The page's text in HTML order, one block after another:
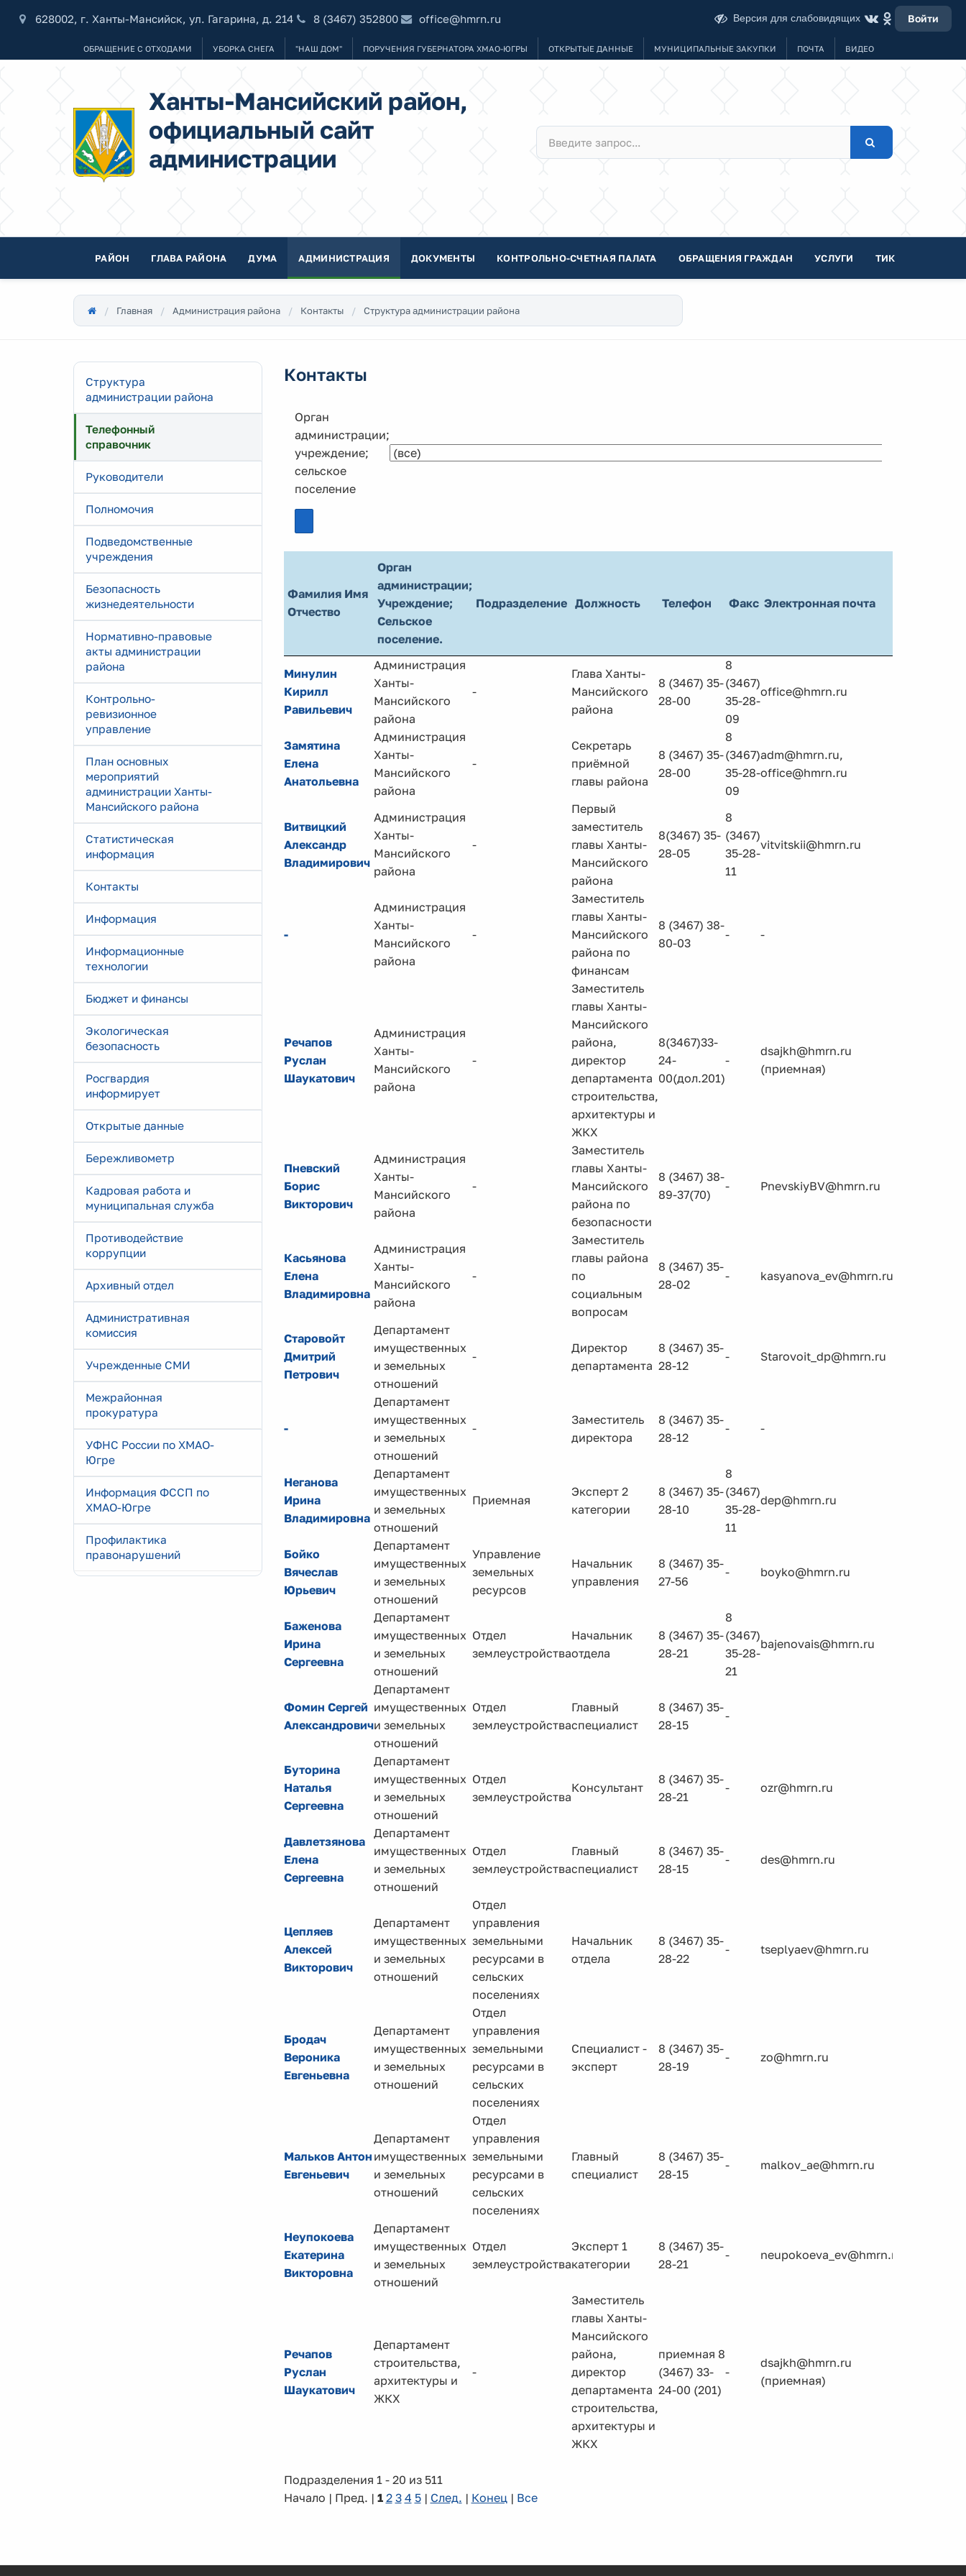
628002, г. Ханты-Мансийск, ул. Гагарина, д. 214 8 (3467) 352800 office@hmrn.ru Версия для слабовидящих Войти
ОБРАЩЕНИЕ С ОТХОДАМИ УБОРКА СНЕГА "НАШ ДОМ" ПОРУЧЕНИЯ ГУБЕРНАТОРА ХМАО-ЮГРЫ ОТКРЫТЫЕ ДАННЫЕ МУНИЦИПАЛЬНЫЕ ЗАКУПКИ ПОЧТА ВИДЕО
Ханты-Мансийский район,
официальный сайт
администрации
РАЙОН ГЛАВА РАЙОНА ДУМА АДМИНИСТРАЦИЯ ДОКУМЕНТЫ КОНТРОЛЬНО-СЧЕТНАЯ ПАЛАТА ОБРАЩЕНИЯ ГРАЖДАН УСЛУГИ ТИК
Главная Администрация района Контакты Структура администрации района
Структура
администрации района
Телефонный
справочник
Руководители
Полномочия
Подведомственные
учреждения
Безопасность
жизнедеятельности
Нормативно-правовые
акты администрации
района
Контрольно-
ревизионное
управление
План основных
мероприятий
администрации Ханты-
Мансийского района
Статистическая
информация
Контакты
Информация
Информационные
технологии
Бюджет и финансы
Экологическая
безопасность
Росгвардия
информирует
Открытые данные
Бережливометр
Кадровая работа и
муниципальная служба
Противодействие
коррупции
Архивный отдел
Административная
комиссия
Учрежденные СМИ
Межрайонная
прокуратура
УФНС России по ХМАО-
Югре
Информация ФССП по
ХМАО-Югре
Профилактика
правонарушений
Контакты
Орган
администрации;
учреждение;
сельское
поселение
Фамилия Имя
Отчество
Орган
администрации;
Учреждение;
Сельское
поселение.
Подразделение Должность Телефон Факс Электронная почта
Минулин
Кирилл
Равильевич
Администрация
Ханты-
Мансийского
района
-
Глава Ханты-
Мансийского
района
8 (3467) 35-
28-00
8
(3467)
35-28-
09
office@hmrn.ru
Замятина
Елена
Анатольевна
Администрация
Ханты-
Мансийского
района
-
Секретарь
приёмной
главы района
8 (3467) 35-
28-00
8
(3467)
35-28-
09
adm@hmrn.ru,
office@hmrn.ru
Витвицкий
Александр
Владимирович
Администрация
Ханты-
Мансийского
района
-
Первый
заместитель
главы Ханты-
Мансийского
района
8(3467) 35-
28-05
8
(3467)
35-28-
11
vitvitskii@hmrn.ru
-
Администрация
Ханты-
Мансийского
района
-
Заместитель
главы Ханты-
Мансийского
района по
финансам
8 (3467) 38-
80-03
- -
Речапов
Руслан
Шаукатович
Администрация
Ханты-
Мансийского
района
-
Заместитель
главы Ханты-
Мансийского
района,
директор
департамента
строительства,
архитектуры и
ЖКХ
8(3467)33-
24-
00(дол.201)
-
dsajkh@hmrn.ru
(приемная)
Пневский
Борис
Викторович
Администрация
Ханты-
Мансийского
района
-
Заместитель
главы Ханты-
Мансийского
района по
безопасности
8 (3467) 38-
89-37(70)
- PnevskiyBV@hmrn.ru
Касьянова
Елена
Владимировна
Администрация
Ханты-
Мансийского
района
-
Заместитель
главы района
по
социальным
вопросам
8 (3467) 35-
28-02
- kasyanova_ev@hmrn.ru
Старовойт
Дмитрий
Петрович
Департамент
имущественных
и земельных
отношений
-
Директор
департамента
8 (3467) 35-
28-12
- Starovoit_dp@hmrn.ru
-
Департамент
имущественных
и земельных
отношений
-
Заместитель
директора
8 (3467) 35-
28-12
- -
Неганова
Ирина
Владимировна
Департамент
имущественных
и земельных
отношений
Приемная
Эксперт 2
категории
8 (3467) 35-
28-10
8
(3467)
35-28-
11
dep@hmrn.ru
Бойко
Вячеслав
Юрьевич
Департамент
имущественных
и земельных
отношений
Управление
земельных
ресурсов
Начальник
управления
8 (3467) 35-
27-56
- boyko@hmrn.ru
Баженова
Ирина
Сергеевна
Департамент
имущественных
и земельных
отношений
Отдел
землеустройства
Начальник
отдела
8 (3467) 35-
28-21
8
(3467)
35-28-
21
bajenovais@hmrn.ru
Фомин Сергей
Александрович
Департамент
имущественных
и земельных
отношений
Отдел
землеустройства
Главный
специалист
8 (3467) 35-
28-15
-
Буторина
Наталья
Сергеевна
Департамент
имущественных
и земельных
отношений
Отдел
землеустройства
Консультант
8 (3467) 35-
28-21
- ozr@hmrn.ru
Давлетзянова
Елена
Сергеевна
Департамент
имущественных
и земельных
отношений
Отдел
землеустройства
Главный
специалист
8 (3467) 35-
28-15
- des@hmrn.ru
Цепляев
Алексей
Викторович
Департамент
имущественных
и земельных
отношений
Отдел
управления
земельными
ресурсами в
сельских
поселениях
Начальник
отдела
8 (3467) 35-
28-22
- tseplyaev@hmrn.ru
Бродач
Вероника
Евгеньевна
Департамент
имущественных
и земельных
отношений
Отдел
управления
земельными
ресурсами в
сельских
поселениях
Специалист -
эксперт
8 (3467) 35-
28-19
- zo@hmrn.ru
Мальков Антон
Евгеньевич
Департамент
имущественных
и земельных
отношений
Отдел
управления
земельными
ресурсами в
сельских
поселениях
Главный
специалист
8 (3467) 35-
28-15
- malkov_ae@hmrn.ru
Неупокоева
Екатерина
Викторовна
Департамент
имущественных
и земельных
отношений
Отдел
землеустройства
Эксперт 1
категории
8 (3467) 35-
28-21
- neupokoeva_ev@hmrn.ru
Речапов
Руслан
Шаукатович
Департамент
строительства,
архитектуры и
ЖКХ
-
Заместитель
главы Ханты-
Мансийского
района,
директор
департамента
строительства,
архитектуры и
ЖКХ
приемная 8
(3467) 33-
24-00 (201)
-
dsajkh@hmrn.ru
(приемная)
Подразделения 1 - 20 из 511
Начало | Пред. | 1 2 3 4 5| След. | Конец | Все